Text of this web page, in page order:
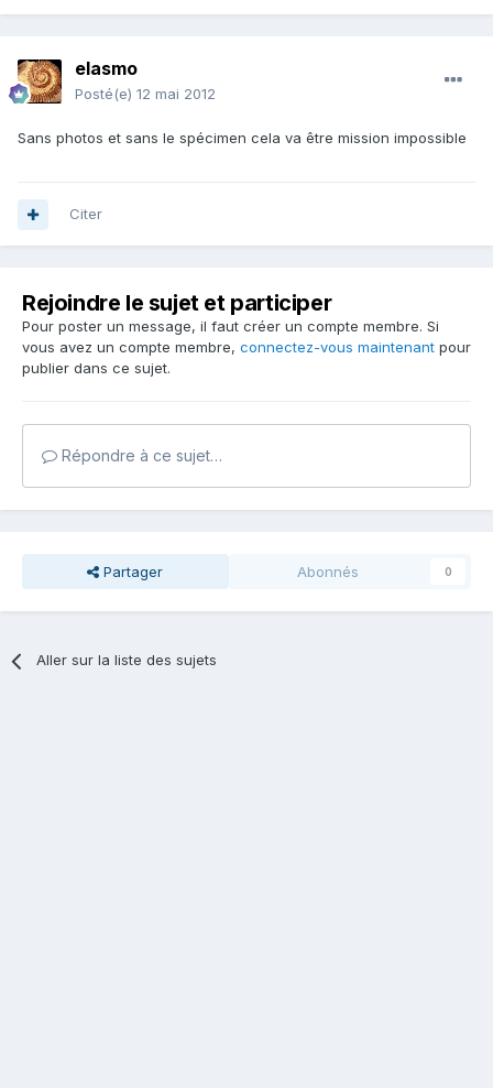
elasmo
Posté(e) 12 mai 2012
Sans photos et sans le spécimen cela va être mission impossible
Citer
Rejoindre le sujet et participer
Pour poster un message, il faut créer un compte membre. Si
vous avez un compte membre, connectez-vous maintenant pour
publier dans ce sujet.
Répondre à ce sujet…
Partager Abonnés 0
Aller sur la liste des sujets